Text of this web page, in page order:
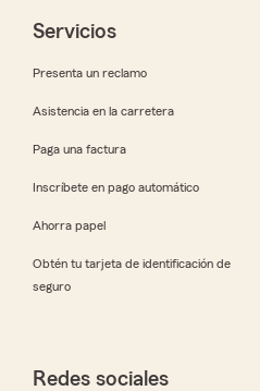
Servicios
Presenta un reclamo
Asistencia en la carretera
Paga una factura
Inscríbete en pago automático
Ahorra papel
Obtén tu tarjeta de identificación de
seguro
Redes sociales